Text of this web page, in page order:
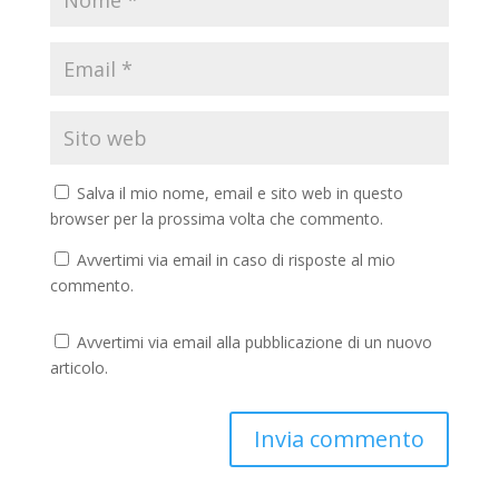
Salva il mio nome, email e sito web in questo
browser per la prossima volta che commento.
Avvertimi via email in caso di risposte al mio
commento.
Avvertimi via email alla pubblicazione di un nuovo
articolo.